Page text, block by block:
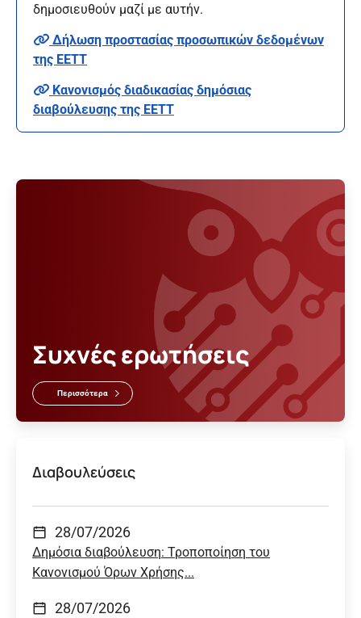
δημοσιευθούν μαζί με αυτήν.
Δήλωση προστασίας προσωπικών δεδομένων
της ΕΕΤΤ
Κανονισμός διαδικασίας δημόσιας
διαβούλευσης της ΕΕΤΤ
Συχνές ερωτήσεις
Περισσότερα
Διαβουλεύσεις
28/07/2026
Δημόσια διαβούλευση: Τροποποίηση του
Κανονισμού Όρων Χρήσης...
28/07/2026